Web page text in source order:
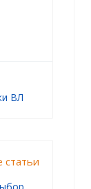
ВЛ
статьи